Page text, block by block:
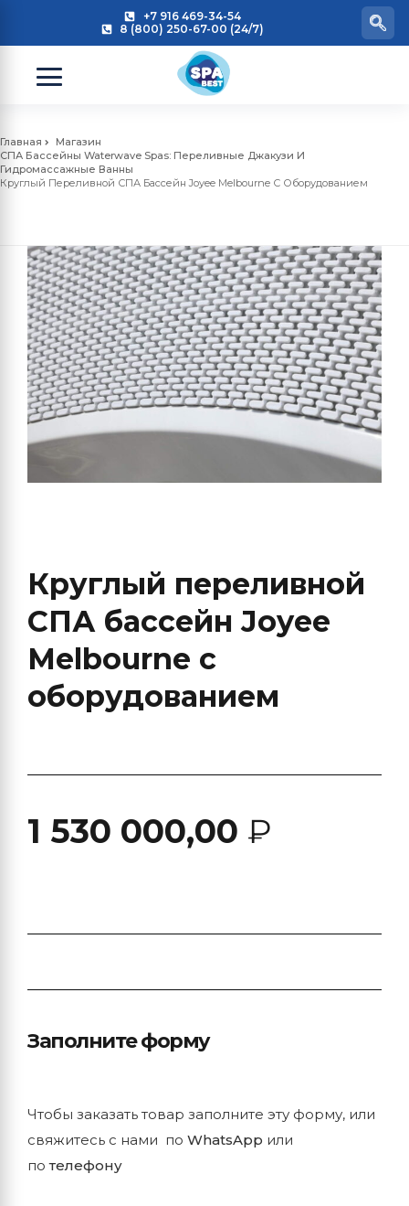
+7 916 469-34-54
8 (800) 250-67-00 (24/7)
Главная
Магазин
СПА Бассейны Waterwave Spas: Переливные Джакузи И
Гидромассажные Ванны
Круглый Переливной СПА Бассейн Joyee Melbourne С Оборудованием
Круглый переливной
СПА бассейн Joyee
Melbourne с
оборудованием
1 530 000,00 ₽
Заполните форму
Чтобы заказать товар заполните эту форму, или
свяжитесь с нами по WhatsApp или
потелефону